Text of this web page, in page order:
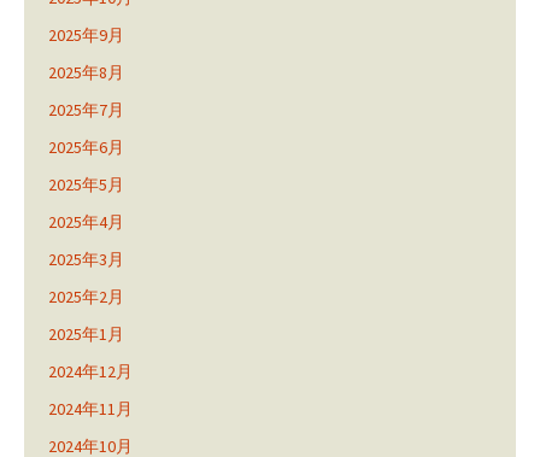
2025年9月
2025年8月
2025年7月
2025年6月
2025年5月
2025年4月
2025年3月
2025年2月
2025年1月
2024年12月
2024年11月
2024年10月